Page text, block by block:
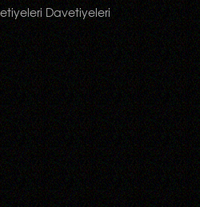
Davetiyeleri